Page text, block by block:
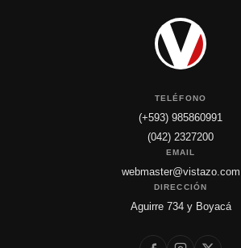
TELÉFONO
(+593) 985860991
(042) 2327200
EMAIL
webmaster@vistazo.com
DIRECCIÓN
Aguirre 734 y Boyacá